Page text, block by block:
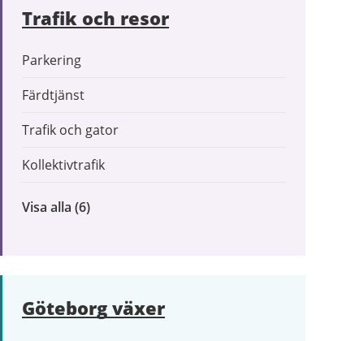
Trafik och resor
Parkering
Färdtjänst
Trafik och gator
Kollektivtrafik
Visa alla inom
(6)
Göteborg växer